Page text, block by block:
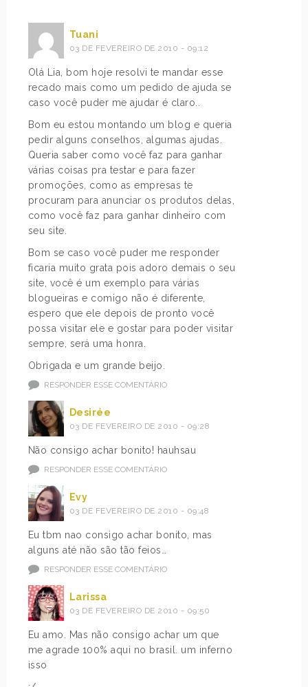
Tuani
03 DE FEVEREIRO DE 2010 - 09:12
Olá Lia, bom hoje resolvi te mandar esse
recado mais como um pedido de ajuda se
caso você puder me ajudar é claro..
Bom eu estou montando um blog e queria
pedir alguns conselhos, algumas ajudas.
Queria saber como você faz para ganhar
várias coisas pra testar e para fazer
promoções, como as empresas te
procuram para anunciar os produtos delas,
como você faz para ganhar dinheiro com
seu site.
Bom se caso você puder me responder
ficaria muito grata pois adoro demais o seu
site, você é um exemplo para várias
blogueiras e comigo não é diferente,
espero que ele depois de pronto você
possa visitar ele e gostar para poder visitar
sempre, será uma honra.
Obrigada e um grande beijo.
RESPONDER ESSE COMENTÁRIO
Desirée
03 DE FEVEREIRO DE 2010 - 09:28
Não consigo achar bonito! hauhsau
RESPONDER ESSE COMENTÁRIO
Evy
03 DE FEVEREIRO DE 2010 - 09:48
Eu tbm nao consigo achar bonito, mas
alguns até não são tão feios…
RESPONDER ESSE COMENTÁRIO
Larissa
03 DE FEVEREIRO DE 2010 - 09:50
Eu amo. Mas não consigo achar um que
me agrade 100% aqui no brasil. um inferno
isso